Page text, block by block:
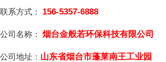
联系方式： 156-5357-6888
公司名称： 烟台金般若环保科技有限公司
公司地址： 山东省烟台市蓬莱南王工业园